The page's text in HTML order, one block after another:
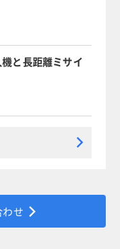
と長距離ミサイ
せ